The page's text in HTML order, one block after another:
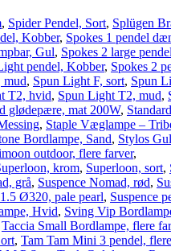
, Spider Pendel, Sort, Splügen
Kobber, Spokes 1 pendel
Gul, Spokes 2 large pendel
pendel, Kobber, Spokes 2
mud, Spun Light F, sort, Spun
T2, hvid, Spun Light T2, mud,
glødepære, mat 200W, Standard
, Staple Væglampe –
Bordlampe, Sand, Stylos
outdoor, flere farver,
krom, Superloon, sort,
grå, Suspence Nomad, rød,
Ø320, pale pearl, Suspence
Hvid, Sving Vip
Taccia Small Bordlampe, flere
, Tam Tam Mini 3 pendel,